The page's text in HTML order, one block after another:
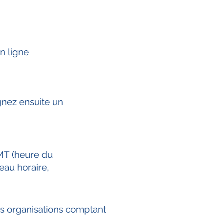
ligne
ensuite un
(heure du
horaire,
organisations comptant